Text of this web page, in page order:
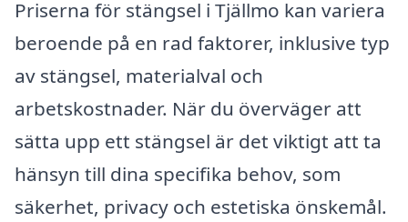
Priserna för stängsel i Tjällmo kan variera
beroende på en rad faktorer, inklusive typ
av stängsel, materialval och
arbetskostnader. När du överväger att
sätta upp ett stängsel är det viktigt att ta
hänsyn till dina specifika behov, som
säkerhet, privacy och estetiska önskemål.